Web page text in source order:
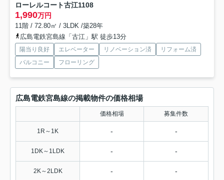
ローレルコート古江1108
1,990万円
11階 / 72.80㎡ / 3LDK /築28年
広島電鉄宮島線「古江」駅 徒歩13分
陽当り良好 エレベーター リノベーション済
リフォーム済
バルコニー
フローリング
広島電鉄宮島線の掲載物件の価格相場
価格相場 募集件数
1R～1K - -
1DK～1LDK - -
2K～2LDK - -